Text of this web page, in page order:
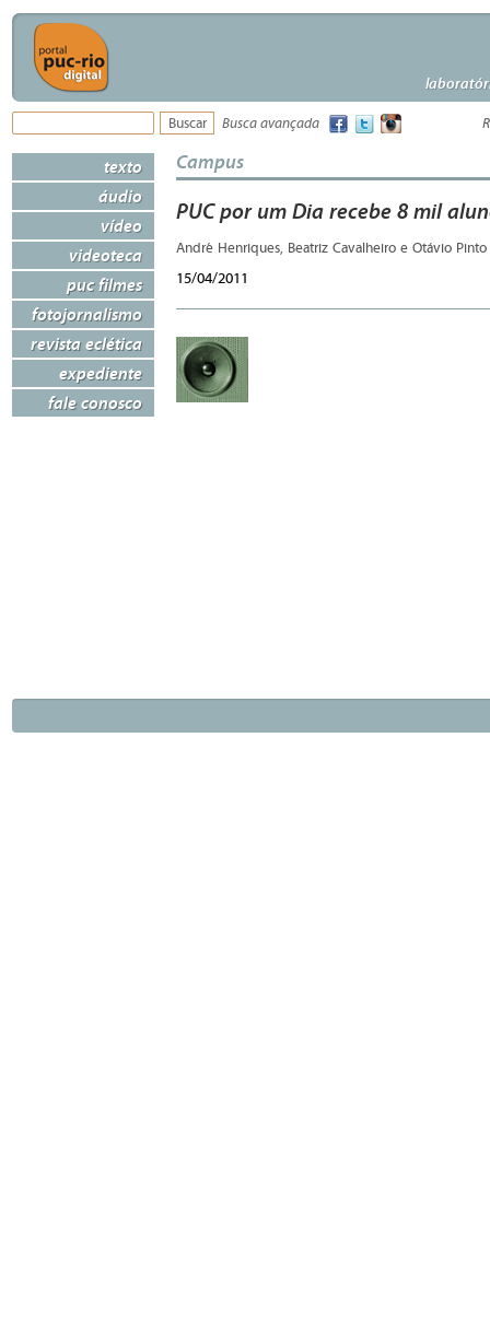
Busca avançada
texto
áudio
vídeo
videoteca
puc filmes
fotojornalismo
revista eclética
expediente
fale conosco
Campus
PUC por um Dia recebe 8 mil
André Henriques, Beatriz Cavalheiro e Otávio Pinto
15/04/2011